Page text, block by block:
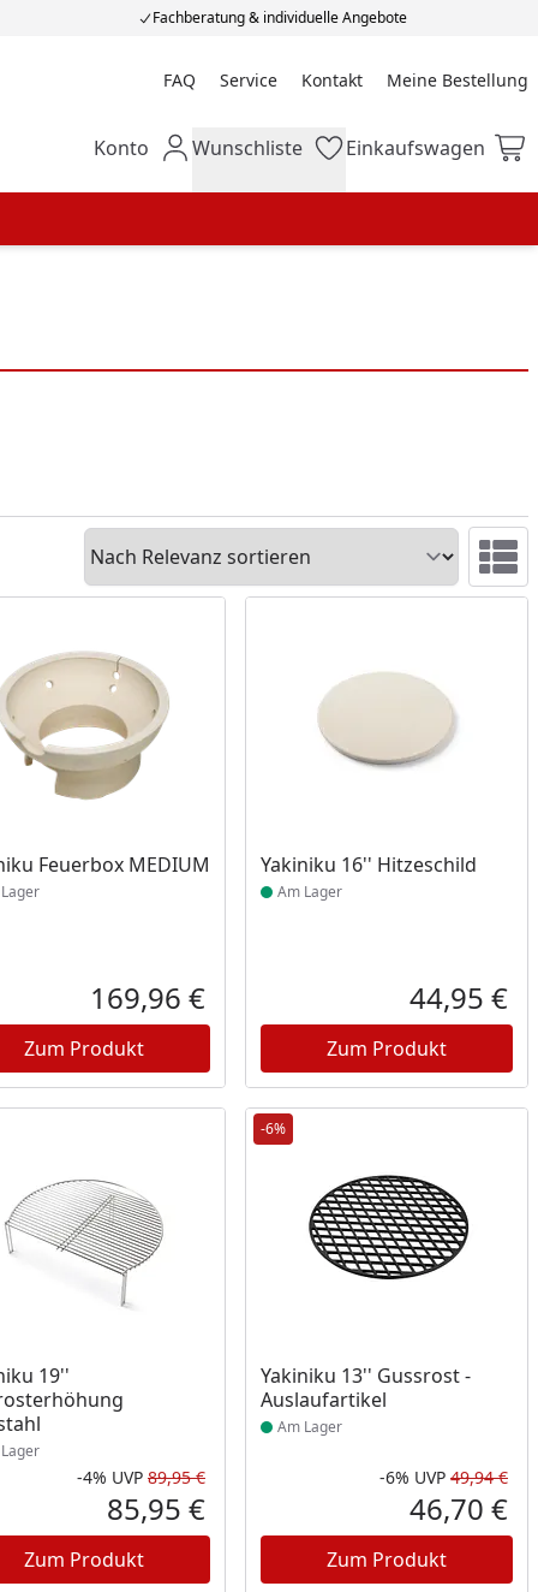
Fachberatung & individuelle Angebote
FAQ Service Kontakt Meine Bestellung
Meine Bestellung
Mein Konto
Konto Wunschliste
Wunschliste Einkaufswagen
Einkaufswagen
Sortieren
Preis
Feuerbox MEDIUM
am Lager
Aktueller Preis
169,96 €
Zum Produkt
Yakiniku 16'' Hitzeschild
Produkt am Lager
Am Lager
44,95 €
Zum Produkt
Preis
19''
am Lager
Rabatt in Prozent
-4%
Ursprünglicher Preis
UVP 89,95 €
Aktueller Preis
85,95 €
Zum Produkt
-6%
Yakiniku 13'' Gussrost -
Auslaufartikel
Produkt am Lager
Am Lager
-6% UVP 49,94 €
46,70 €
Zum Produkt